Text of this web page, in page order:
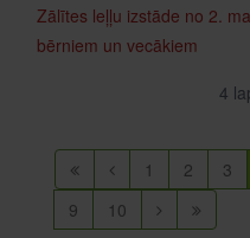
Zālītes leļļu izstāde no 2.
bērniem un vecākiem
4
1 2 3
9
10